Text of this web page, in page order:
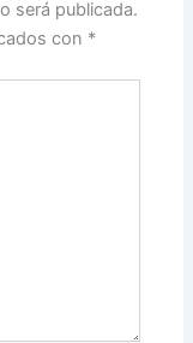
será publicada.
con *